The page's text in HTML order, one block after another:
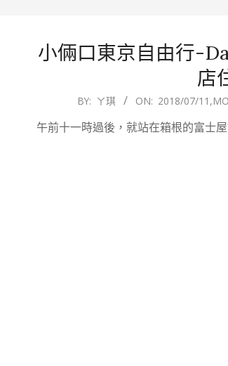
小倆口東京自由行-
店
11
BY: ㄚ琪 ON: 2018/07/11
午前十一時過後，就站在箱根的富士